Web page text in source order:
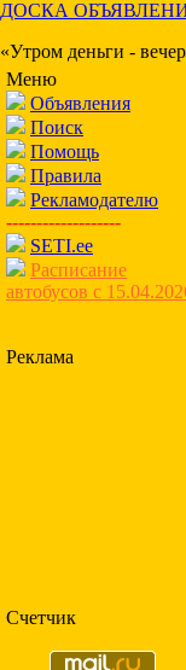
ДОСКА
«Утром деньги -
Меню
Объявления
Поиск
Помощь
Правила
Рекламодателю
-------------------
SETI.ee
Расписание
автобусов с
Реклама
Счетчик